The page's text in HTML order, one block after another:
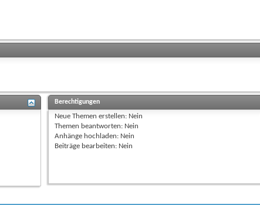
Berechtigungen
Neue Themen erstellen: Nein
Themen beantworten: Nein
Anhänge hochladen: Nein
Beiträge bearbeiten: Nein